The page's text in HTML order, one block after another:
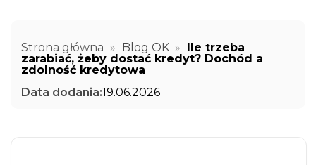
Strona główna » Blog OK » Ile trzeba
zarabiać, żeby dostać kredyt? Dochód a
zdolność kredytowa
Data dodania:19.06.2026